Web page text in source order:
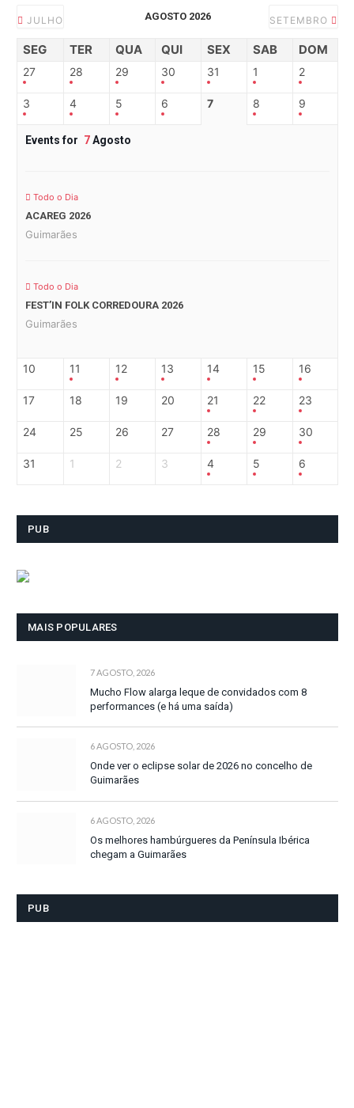
JULHO AGOSTO 2026 SETEMBRO
SEG TER QUA QUI SEX SAB DOM
27 28 29 30 31 1 2
3 4 5 6 7 8 9
Events for 7Agosto
Todo o Dia
ACAREG 2026
Guimarães
Todo o Dia
FEST’IN FOLK CORREDOURA 2026
Guimarães
10 11 12 13 14 15 16
17 18 19 20 21 22 23
24 25 26 27 28 29 30
31 1 2 3 4 5 6
PUB
MAIS POPULARES
7 AGOSTO, 2026
Mucho Flow alarga leque de convidados com 8
performances (e há uma saída)
6 AGOSTO, 2026
Onde ver o eclipse solar de 2026 no concelho de
Guimarães
6 AGOSTO, 2026
Os melhores hambúrgueres da Península Ibérica
chegam a Guimarães
PUB